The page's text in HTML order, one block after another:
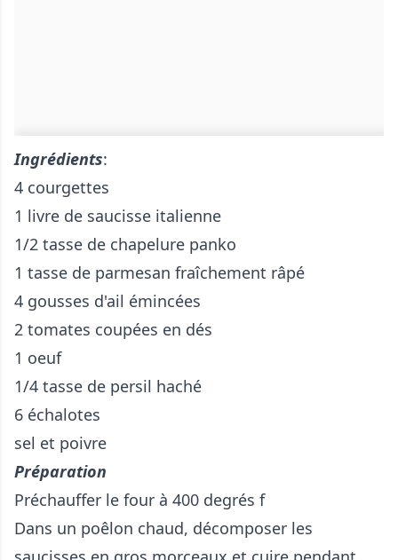
Ingrédients:
4 courgettes
1 livre de saucisse italienne
1/2 tasse de chapelure panko
1 tasse de parmesan fraîchement râpé
4 gousses d'ail émincées
2 tomates coupées en dés
1 oeuf
1/4 tasse de persil haché
6 échalotes
sel et poivre
Préparation
Préchauffer le four à 400 degrés f
Dans un poêlon chaud, décomposer les